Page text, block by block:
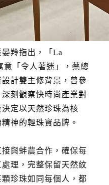
羚指出，「La
意「令人著迷」，蔡總
計雙主修背景，曾參
刻觀察快時尚產業對
定以天然珍珠為核
神的輕珠寶品牌。
與蚌農合作，確保每
理，完整保留天然紋
珍珠如同每個人，都